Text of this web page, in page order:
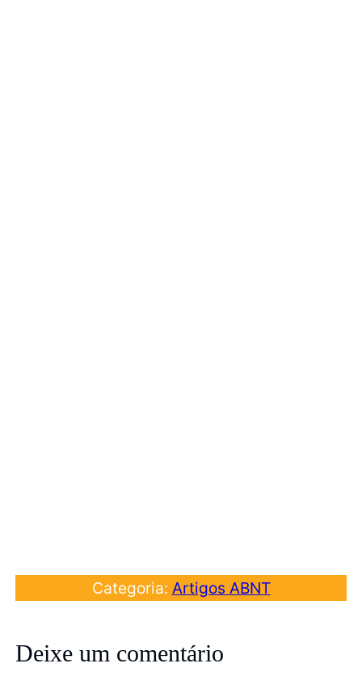
Categoria: Artigos ABNT
Deixe um comentário